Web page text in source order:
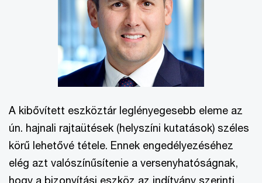
A kibővített eszköztár leglényegesebb eleme az
ún. hajnali rajtaütések (helyszíni kutatások) széles
körű lehetővé tétele. Ennek engedélyezéséhez
elég azt valószínűsítenie a versenyhatóságnak,
hogy a bizonyítási eszköz az indítvány szerinti